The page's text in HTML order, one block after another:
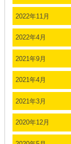
2022年11月
2022年4月
2021年9月
2021年4月
2021年3月
2020年12月